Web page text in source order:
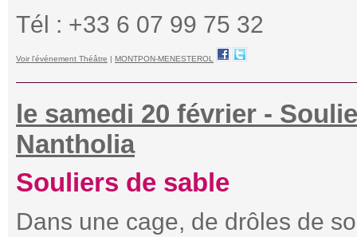
Tél : +33 6 07 99 75 32
Voir l'événement Théâtre | MONTPON-MENESTEROL
le samedi 20 février -
Nantholia
Souliers de sable
Dans une cage, de drôles de